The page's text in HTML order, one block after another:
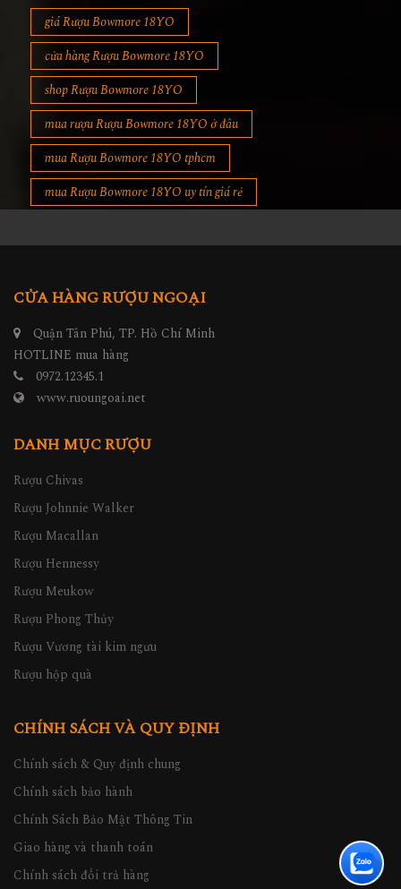
giá Rượu Bowmore 18YO
cửa hàng Rượu Bowmore 18YO
shop Rượu Bowmore 18YO
mua rượu Rượu Bowmore 18YO ở đâu
mua Rượu Bowmore 18YO tphcm
mua Rượu Bowmore 18YO uy tín giá rẻ
CỬA HÀNG RƯỢU NGOẠI
Quận Tân Phú, TP. Hồ Chí Minh
HOTLINE mua hàng
0972.12345.1
www.ruoungoai.net
DANH MỤC RƯỢU
Rượu Chivas
Rượu Johnnie Walker
Rượu Macallan
Rượu Hennessy
Rượu Meukow
Rượu Phong Thủy
Rượu Vương tài kim ngưu
Rượu hộp quà
CHÍNH SÁCH VÀ QUY ĐỊNH
Chính sách & Quy định chung
Chính sách bảo hành
Chính Sách Bảo Mật Thông Tin
Giao hàng và thanh toán
Chính sách đổi trả hàng